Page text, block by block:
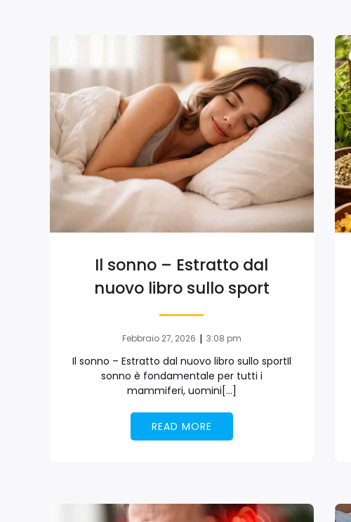
Il sonno – Estratto dal
nuovo libro sullo sport
Febbraio 27, 2026 | 3:08 pm
Il sonno – Estratto dal nuovo libro sullo sportIl
sonno è fondamentale per tutti i
mammiferi, uomini[…]
READ MORE